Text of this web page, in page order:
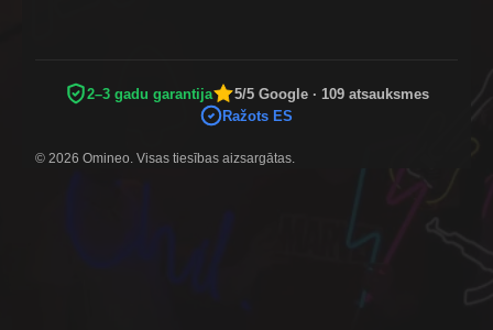
2–3 gadu garantija
5/5 Google · 109 atsauksmes
Ražots ES
© 2026 Omineo. Visas tiesības aizsargātas.